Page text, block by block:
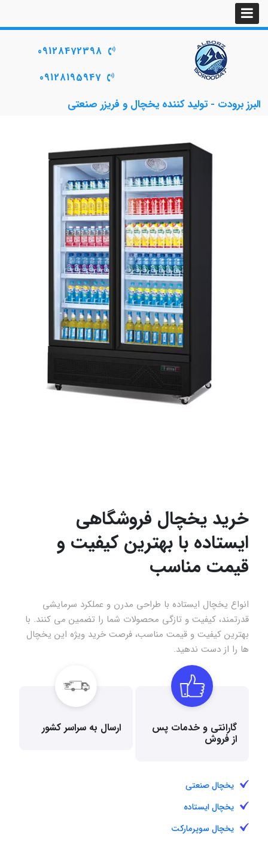
البرز برودت - تولید کننده یخچال و فریزر صنعتی
09128472398
09128195947
خرید یخچال فروشگاهی
ایستاده با بهترین کیفیت و
قیمت مناسب
انواع یخچال ایستاده با طراحی مدرن و عملکرد سرمایشی
قدرتمند، کیفیت و تازگی محصولات شما را تضمین می‌ کنند. با
بهترین کیفیت و قیمت مناسب، فرصت خرید ویژه این یخچال‌
ها را از دست ندهید.
گارانتی و خدمات پس
از فروش
ارسال به سراسر کشور
یخچال صنعتی
یخچال ایستاده
یخچال سوپرمارکت